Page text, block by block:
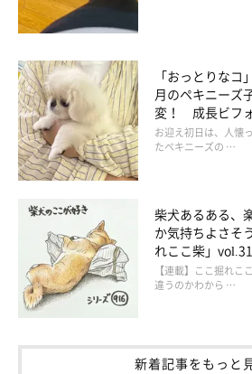
「おっとりな
月のペキニーズ
変！ 成長ビフ
お迎え初日は、人懐
たペキニーズの …
柴犬あるある、
か気持ちよさそ
れここ柴」
【連載】ここ掘れ
違うのかわから …
新着記事をもっと